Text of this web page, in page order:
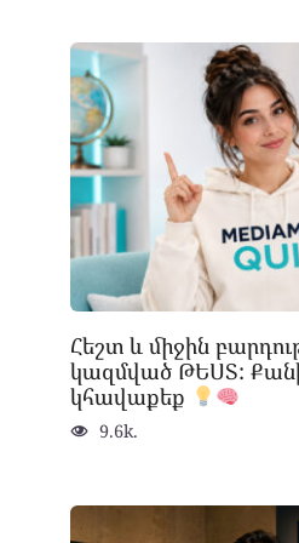
Հեշտ և միջին
կազմված ԹԵՍՏ:
կհավաքեք
9.6k.